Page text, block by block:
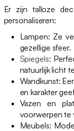
Er zijn talloze
personaliseren:
Lampen: Ze
gezellige sfeer.
Spiegels:
natuurlijk licht
Wandkunst:
en karakter
Vazen en
voorwerpen te
Meubels: